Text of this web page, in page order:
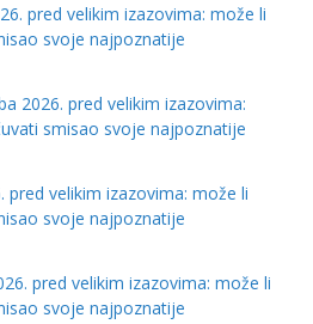
pred velikim izazovima: može li
svoje najpoznatije
2026. pred velikim izazovima:
smisao svoje najpoznatije
pred velikim izazovima: može li
svoje najpoznatije
pred velikim izazovima: može li
svoje najpoznatije